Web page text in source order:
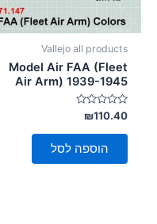
Vallejo all products
Model Air FAA (Fleet
Air Arm) 1939-1945
דורג
0
מתוך
₪110.40
הוספה לסל